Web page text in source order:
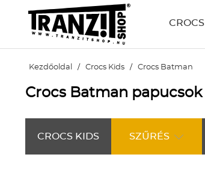
CROCS
Kezdőoldal / Crocs Kids / Crocs Batman
Crocs Batman papucsok
CROCS KIDS SZŰRÉS